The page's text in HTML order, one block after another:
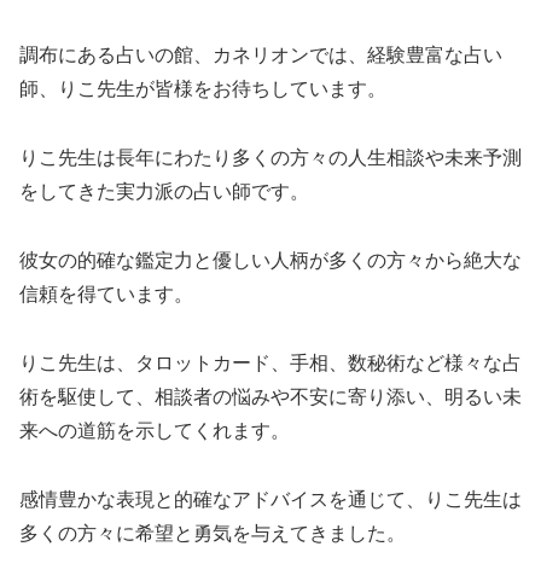
調布にある占いの館、カネリオンでは、経験豊富な占い
師、りこ先生が皆様をお待ちしています。
りこ先生は長年にわたり多くの方々の人生相談や未来予測
をしてきた実力派の占い師です。
彼女の的確な鑑定力と優しい人柄が多くの方々から絶大な
信頼を得ています。
りこ先生は、タロットカード、手相、数秘術など様々な占
術を駆使して、相談者の悩みや不安に寄り添い、明るい未
来への道筋を示してくれます。
感情豊かな表現と的確なアドバイスを通じて、りこ先生は
多くの方々に希望と勇気を与えてきました。